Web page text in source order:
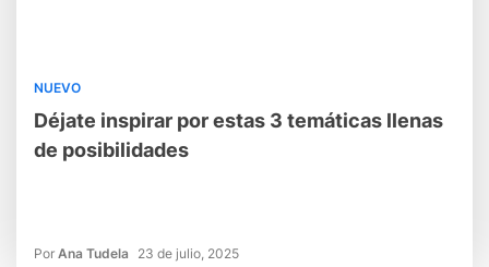
NUEVO
Déjate inspirar por estas 3 temáticas llenas
de posibilidades
Por Ana Tudela 23 de julio, 2025